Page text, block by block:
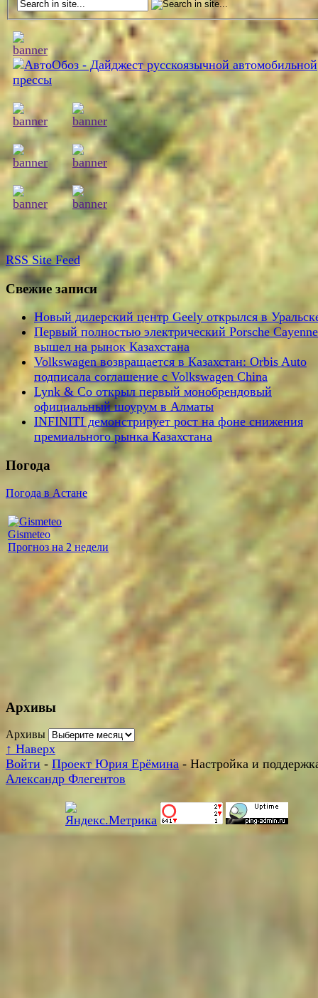
RSS Site Feed
Свежие записи
Новый дилерский центр Geely открылся в
Первый полностью электрический Porsche Cayenne
вышел на рынок Казахстана
Volkswagen возвращается в Казахстан: Orbis Auto
подписала соглашение с Volkswagen China
Lynk & Co открыл первый монобрендовый
официальный шоурум в Алматы
INFINITI демонстрирует рост на фоне снижения
премиального рынка Казахстана
Погода
Погода в Астане
Gismeteo
Прогноз на 2 недели
Архивы
Архивы
↑ Наверх
Войти - Проект Юрия Ерёмина- Настройка и
Александр Флегентов